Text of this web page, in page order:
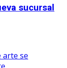
sucursal